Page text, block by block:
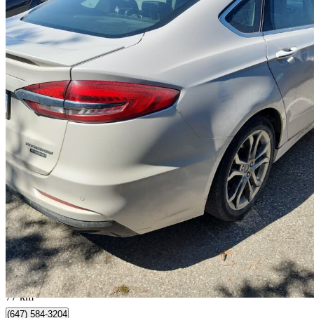
2020 Ford Fusion Hybrid
Titanium FWD 165 093 km
13 995 $ Bonne
246 $/mois env.
Toronto, ON
77 km
(647) 584-3204